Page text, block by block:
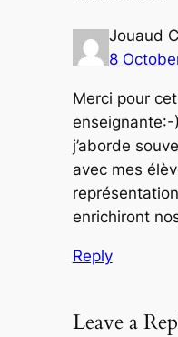
Jouaud
8
Merci pour
j’aborde
avec mes
enrichiront
Reply
Leave a